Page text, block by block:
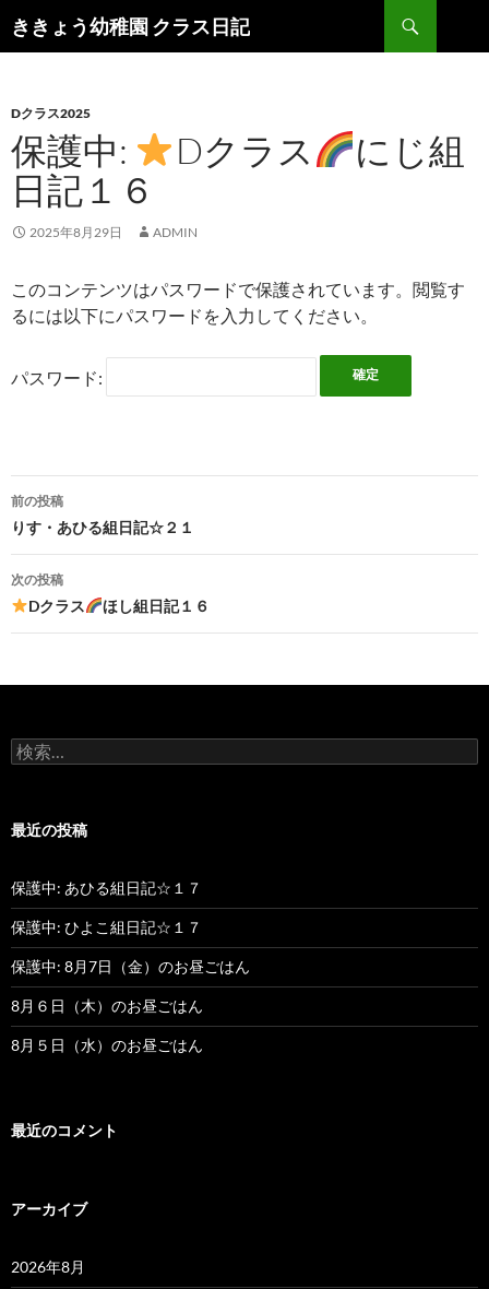
ききょう幼稚園 クラス日記
索
ン
ツ
へ
ス
キ
ッ
Dクラス2025
保護中: Dクラス
にじ組
日記１６
2025年8月29日 ADMIN
このコンテンツはパスワードで保護されています。閲覧す
るには以下にパスワードを入力してください。
パスワード:
投
稿
ナ
ゲ
シ
ン
前の投稿
りす・あひる組日記☆２１
次の投稿
Dクラス ほし組日記１６
検
索
最近の投稿
保護中: あひる組日記☆１７
保護中: ひよこ組日記☆１７
保護中: 8月7日（金）のお昼ごはん
8月６日（木）のお昼ごはん
8月５日（水）のお昼ごはん
最近のコメント
アーカイブ
2026年8月